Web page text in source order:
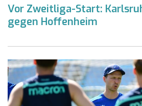
Vor Zweitliga-Start:
gegen Hoffenheim